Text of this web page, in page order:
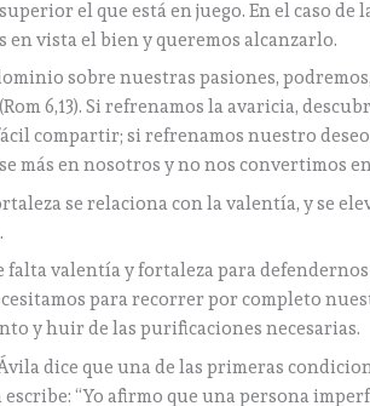
el que está en juego. En el caso
en vista el bien y queremos alcanzarlo.
sobre nuestras pasiones,
6,13). Si refrenamos la avaricia,
compartir; si refrenamos nuestro
más en nosotros y no nos convertimos
se relaciona con la valentía, y se
falta valentía y fortaleza para
para recorrer por completo
y huir de las purificaciones necesarias.
dice que una de las primeras
“Yo afirmo que una persona